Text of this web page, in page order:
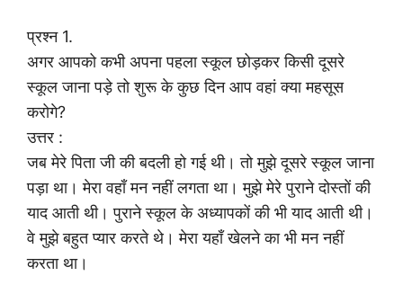
प्रश्न 1.
अगर आपको कभी अपना पहला स्कूल छोड़कर किसी दूसरे
स्कूल जाना पड़े तो शुरू के कुछ दिन आप वहां क्या महसूस
करोगे?
उत्तर :
जब मेरे पिता जी की बदली हो गई थी। तो मुझे दूसरे स्कूल जाना
पड़ा था। मेरा वहाँ मन नहीं लगता था। मुझे मेरे पुराने दोस्तों की
याद आती थी। पुराने स्कूल के अध्यापकों की भी याद आती थी।
वे मुझे बहुत प्यार करते थे। मेरा यहाँ खेलने का भी मन नहीं
करता था।